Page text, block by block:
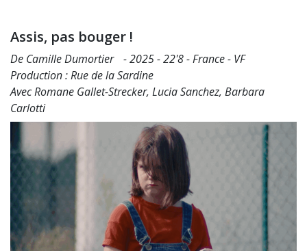
Assis, pas bouger !
De Camille Dumortier - 2025 - 22'8 - France - VF
Production : Rue de la Sardine
Avec Romane Gallet-Strecker, Lucia Sanchez, Barbara
Carlotti